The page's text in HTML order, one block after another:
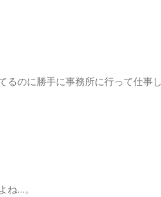
るのに勝手に事務所に行って仕事
ね…。